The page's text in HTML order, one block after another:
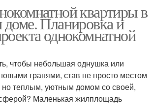
квартиры в
доме. Планировка и
однокомнатной
чтобы небольшая однушка или
гранями, став не просто местом
теплым, уютным домом со своей,
Маленькая жилплощадь